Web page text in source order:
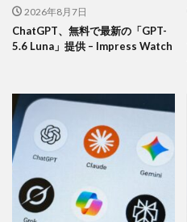
2026年8月7日
ChatGPT、無料で最新の「GPT-
5.6 Luna」提供 – Impress Watch